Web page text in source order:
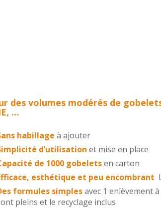
des volumes modérés de
…
habillage à ajouter
d’utilisation et mise en place
de 1000 gobeletsen carton
esthétique et peu encombrant
formules simplesavec 1 enlèvement
pleinset le recyclage inclus